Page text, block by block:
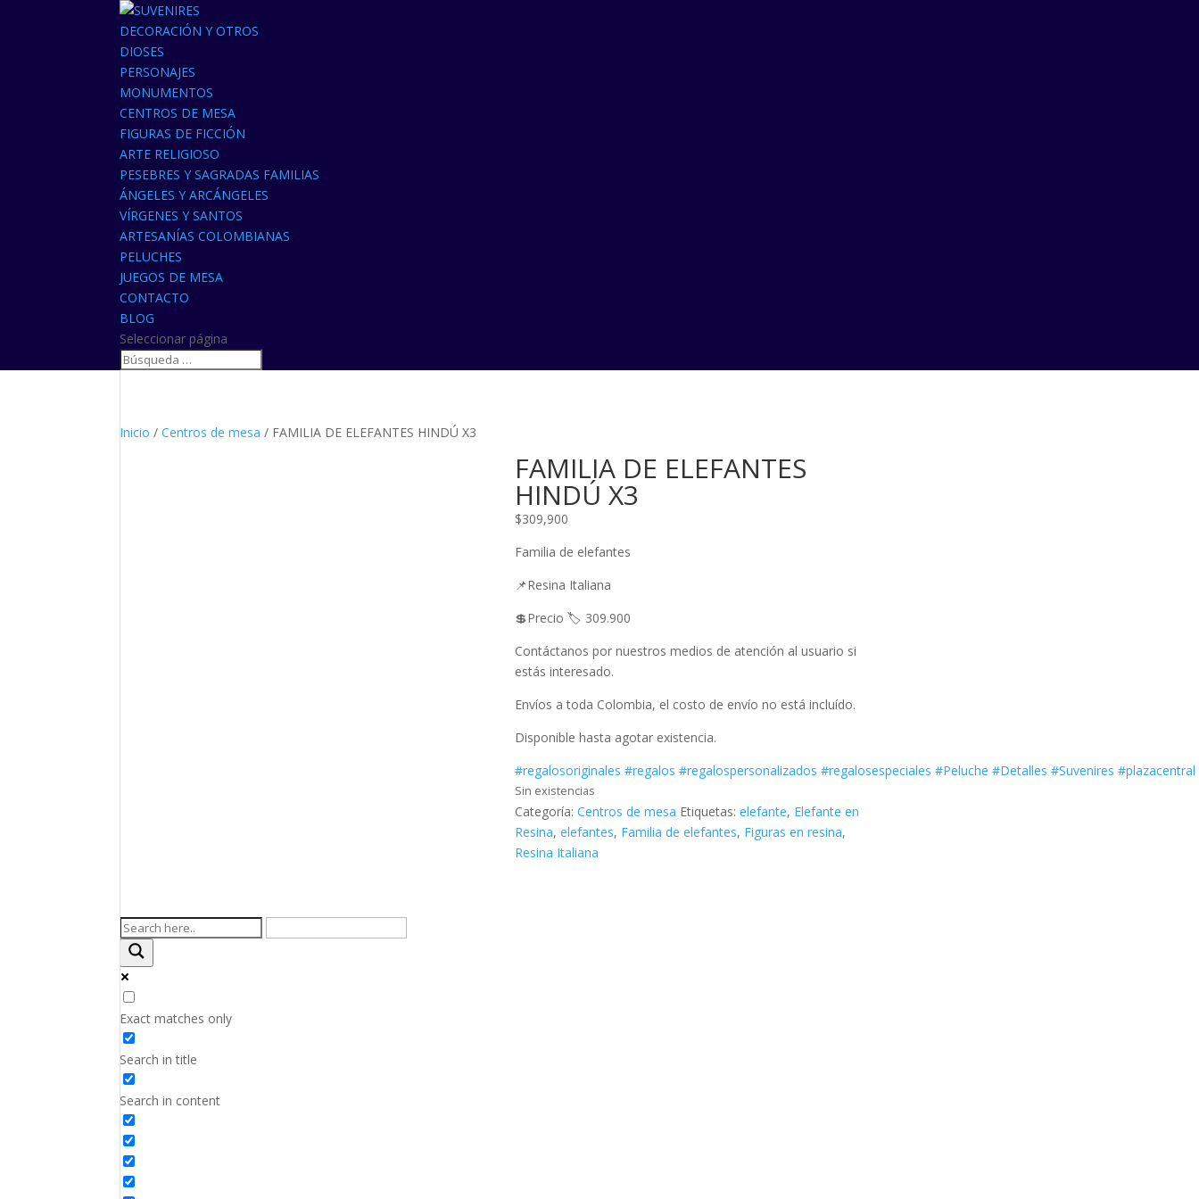
DECORACIÓN Y OTROS
DIOSES
PERSONAJES
MONUMENTOS
CENTROS DE MESA
FIGURAS DE FICCIÓN
ARTE RELIGIOSO
PESEBRES Y SAGRADAS FAMILIAS
ÁNGELES Y ARCÁNGELES
VÍRGENES Y SANTOS
ARTESANÍAS COLOMBIANAS
PELUCHES
JUEGOS DE MESA
CONTACTO
BLOG
Seleccionar página
Inicio /Centros de mesa / FAMILIA DE ELEFANTES HINDÚ X3
FAMILIA DE ELEFANTES
HINDÚ X3
$309,900
Familia de elefantes
📌Resina Italiana
💲Precio 🏷️ 309.900
Contáctanos por nuestros medios de atención al usuario si
estás interesado.
Envíos a toda Colombia, el costo de envío no está incluído.
Disponible hasta agotar existencia.
#regalosoriginales #regalos #regalospersonalizados #regalosespeciales #Peluche #Detalles #Suvenires #plazacentral
Sin existencias
Categoría: Centros de mesa Etiquetas: elefante, Elefante en
Resina, elefantes, Familia de elefantes, Figuras en resina,
Resina Italiana
Exact matches only
Search in title
Search in content